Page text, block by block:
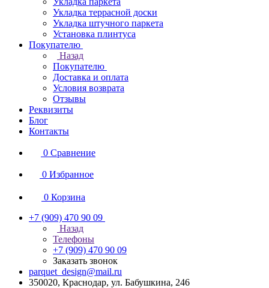
Укладка террасной доски
Укладка штучного паркета
Установка плинтуса
Покупателю
Назад
Покупателю
Доставка и оплата
Условия возврата
Отзывы
Реквизиты
Блог
Контакты
0 Сравнение
0 Избранное
0 Корзина
+7 (909) 470 90 09
Назад
Телефоны
+7 (909) 470 90 09
Заказать звонок
parquet_design@mail.ru
350020, Краснодар, ул. Бабушкина, 246